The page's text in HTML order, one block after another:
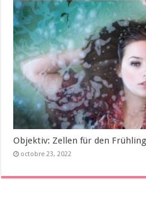
Objektiv: Zellen für den
octobre 23, 2022